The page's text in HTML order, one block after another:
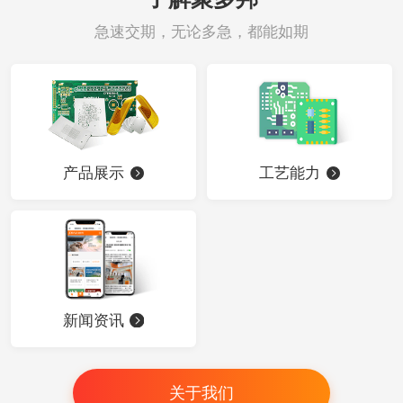
急速交期，无论多急，都能如期
产品展示 工艺能力
新闻资讯
关于我们